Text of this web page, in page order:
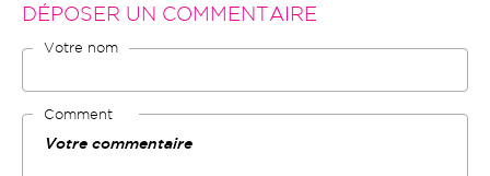
DÉPOSER UN COMMENTAIRE
Votre nom
Comment